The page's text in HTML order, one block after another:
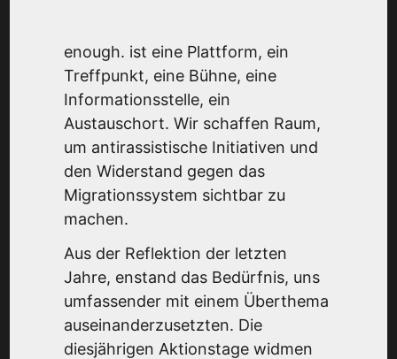
enough. ist eine Plattform, ein
Treffpunkt, eine Bühne, eine
Informationsstelle, ein
Austauschort. Wir schaffen Raum,
um antirassistische Initiativen und
den Widerstand gegen das
Migrationssystem sichtbar zu
machen.
Aus der Reflektion der letzten
Jahre, enstand das Bedürfnis, uns
umfassender mit einem Überthema
auseinanderzusetzten. Die
diesjährigen Aktionstage widmen